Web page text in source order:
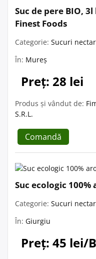
Suc de pere BIO,
Finest Foods
Categorie: Sucuri
În: Mureș
Preț: 28 lei
Produs și vândut de:
S.R.L.
Comandă
Suc ecologic 100%
Categorie: Sucuri
În: Giurgiu
Preț: 45 lei/